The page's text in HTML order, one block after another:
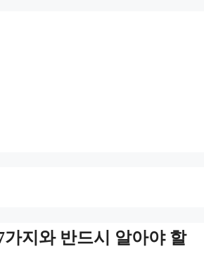
지와 반드시 알아야 할